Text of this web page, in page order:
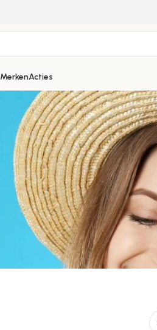
MerkenActies